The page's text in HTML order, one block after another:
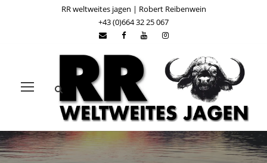
RR weltweites jagen | Robert Reibenwein
+43 (0)664 32 25 067